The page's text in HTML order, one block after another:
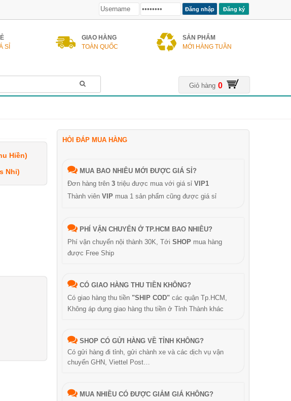
Đăng ký
SỈ
GIAO HÀNG
TOÀN QUỐC
SẢN PHẨM
MỚI HÀNG TUẦN
Giỏ hàng 0
Hiền)
Nhi)
HỎI ĐÁP MUA HÀNG
MUA BAO NHIÊU MỚI ĐƯỢC GIÁ SỈ?
Đơn hàng trên 3 triệu được mua với giá sỉ VIP1
Thành viên VIP mua 1 sản phẩm cũng được giá sỉ
PHÍ VẬN CHUYỂN Ở TP.HCM BAO NHIÊU?
Phí vận chuyển nội thành 30K, Tới SHOP mua hàng
được Free Ship
CÓ GIAO HÀNG THU TIỀN KHÔNG?
Có giao hàng thu tiền "SHIP COD" các quận Tp.HCM,
Không áp dụng giao hàng thu tiền ở Tỉnh Thành khác
SHOP CÓ GỬI HÀNG VỀ TỈNH KHÔNG?
Có gửi hàng đi tỉnh, gửi chành xe và các dịch vụ vận
chuyển GHN, Viettel Post…
MUA NHIỀU CÓ ĐƯỢC GIẢM GIÁ KHÔNG?